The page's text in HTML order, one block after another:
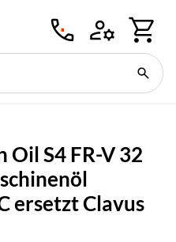
S4 FR-V 32
ersetzt Clavus